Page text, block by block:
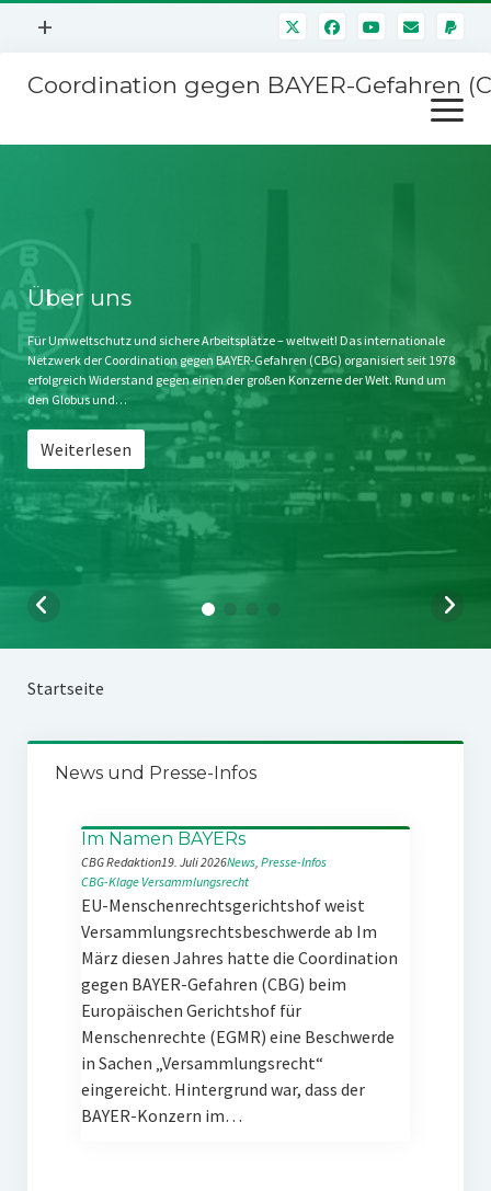
Menü
+
Mitmachen
Kontakt
Impressum
Störfälle
Coordination gegen BAYER-Gefahren
Menü
öffnen
Stichwort BAYER
Jahrestagung
SPENDEN
Über uns
Für Umweltschutz und sichere Arbeitsplätze – weltweit! Das internationale
Netzwerk der Coordination gegen BAYER-Gefahren (CBG) organisiert seit 1978
erfolgreich Widerstand gegen einen der großen Konzerne der Welt. Rund um
den Globus und…
Weiterlesen
Startseite
News und Presse-Infos
Im Namen BAYERs
CBG Redaktion19. Juli 2026News, Presse-Infos
CBG-Klage Versammlungsrecht
EU-Menschenrechtsgerichtshof weist
Versammlungsrechtsbeschwerde ab Im
März diesen Jahres hatte die Coordination
gegen BAYER-Gefahren (CBG) beim
Europäischen Gerichtshof für
Menschenrechte (EGMR) eine Beschwerde
in Sachen „Versammlungsrecht“
eingereicht. Hintergrund war, dass der
BAYER-Konzern im…